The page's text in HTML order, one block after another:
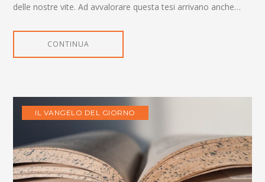
delle nostre vite. Ad avvalorare questa tesi arrivano anche…
CONTINUA
IL VANGELO DEL GIORNO